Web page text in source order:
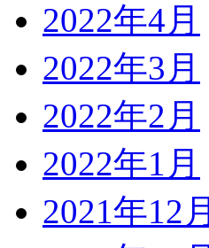
2022年4月
2022年3月
2022年2月
2022年1月
2021年12月